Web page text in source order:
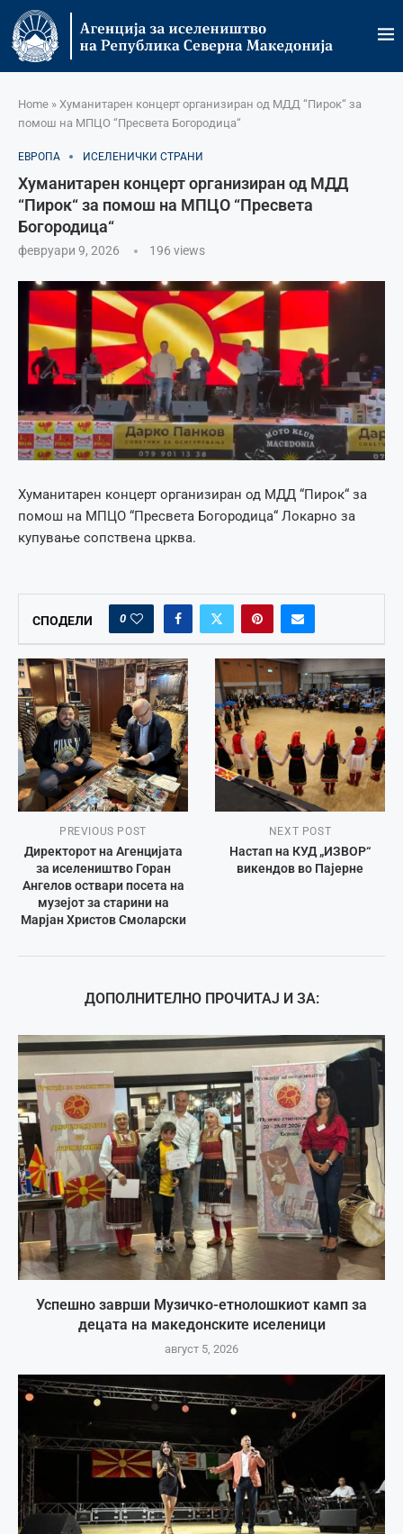
Home » Хуманитарен концерт организиран од МДД “Пирок“ за
помош на МПЦО “Пресвета Богородица“
ЕВРОПА ИСЕЛЕНИЧКИ СТРАНИ
Хуманитарен концерт организиран од МДД
“Пирок“ за помош на МПЦО “Пресвета
Богородица“
февруари 9, 2026 196 views
Хуманитарен концерт организиран од МДД “Пирок“ за
помош на МПЦО “Пресвета Богородица“ Локарно за
купување сопствена црква.
СПОДЕЛИ 0
PREVIOUS POST
Директорот на Агенцијата
за иселеништво Горан
Ангелов оствари посета на
музејот за старини на
Марјан Христов Смоларски
NEXT POST
Настап на КУД „ИЗВОР“
викендов во Пајерне
ДОПОЛНИТЕЛНО ПРОЧИТАЈ И ЗА:
Успешно заврши Музичко-етнолошкиот камп за
децата на македонските иселеници
август 5, 2026